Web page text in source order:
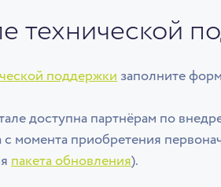
технической
поддержки заполните
доступна партнёрам по
момента приобретения
пакета обновления).